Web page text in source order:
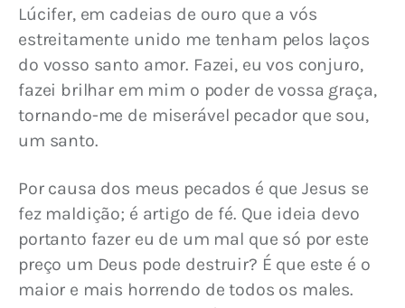
Lúcifer, em cadeias de ouro que a vós
estreitamente unido me tenham pelos laços
do vosso santo amor. Fazei, eu vos conjuro,
fazei brilhar em mim o poder de vossa graça,
tornando-me de miserável pecador que sou,
um santo.
Por causa dos meus pecados é que Jesus se
fez maldição; é artigo de fé. Que ideia devo
portanto fazer eu de um mal que só por este
preço um Deus pode destruir? É que este é o
maior e mais horrendo de todos os males.